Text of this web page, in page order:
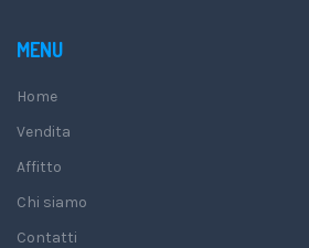
MENU
Home
Vendita
Affitto
Chi siamo
Contatti